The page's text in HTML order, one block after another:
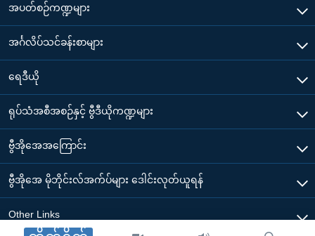
အပတ်စဉ်ကဏ္ဍများ
အင်္ဂလိပ်သင်ခန်းစာများ
ရေဒီယို
ရုပ်သံအစီအစဉ်နှင့် ဗွီဒီယိုကဏ္ဍများ
ဗွီအိုအေအကြောင်း
ဗွီအိုအေ မိုဘိုင်းလ်အက်ပ်များ ဒေါင်းလုတ်ယူရန်
Other Links